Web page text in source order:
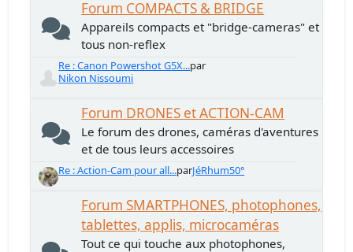
Forum COMPACTS & BRIDGE
Appareils compacts et "bridge-cameras" et
tous non-reflex
Re : Canon Powershot G5X...par
Nikon Nissoumi
Forum DRONES et ACTION-CAM
Le forum des drones, caméras d'aventures
et de tous leurs accessoires
Re : Action-Cam pour all...parJéRhum50°
Forum SMARTPHONES, photophones,
tablettes, applis, microcaméras
Tout ce qui touche aux photophones,